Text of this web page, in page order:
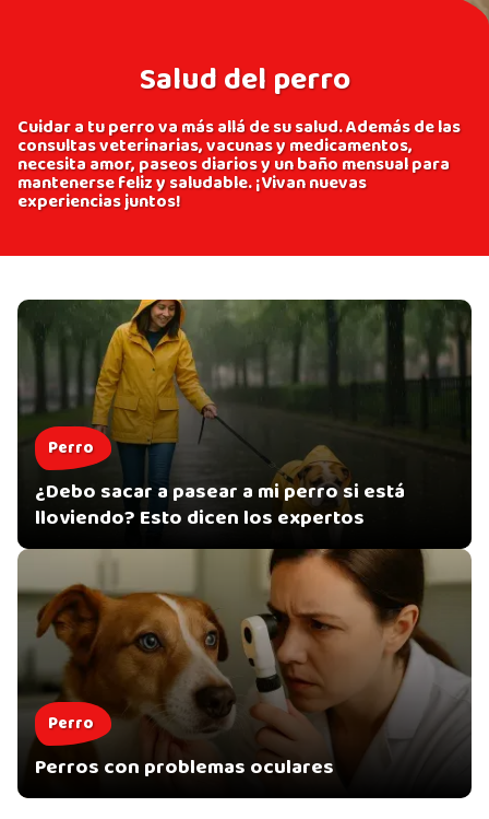
Salud del perro
Cuidar a tu perro va más allá de su salud. Además de las
consultas veterinarias, vacunas y medicamentos,
necesita amor, paseos diarios y un baño mensual para
mantenerse feliz y saludable. ¡Vivan nuevas
experiencias juntos!
Perro
¿Debo sacar a pasear a mi perro si está
lloviendo? Esto dicen los expertos
Perro
Perros con problemas oculares